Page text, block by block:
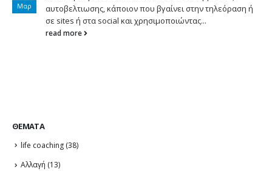
Μαρ
αυτοβελτιωσης, κάποιον που βγαίνει στην τηλεόραση ή
σε sites ή στα social και χρησιμοποιώντας...
read more
ΘΈΜΑΤΑ
life coaching (38)
Αλλαγή (13)